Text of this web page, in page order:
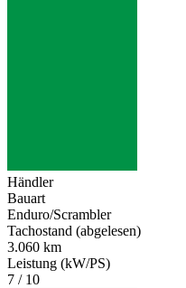
Händler
Bauart
Enduro/Scrambler
Tachostand (abgelesen)
3.060 km
Leistung (kW/PS)
7 / 10